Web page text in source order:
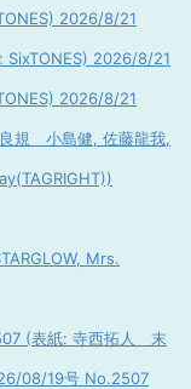
2026/8/21
SixTONES) 2026/8/21
2026/8/21
規 小島健, 佐藤龍我,
Mrs.
(表紙: 寺西拓人 末
08/19号 No.2507